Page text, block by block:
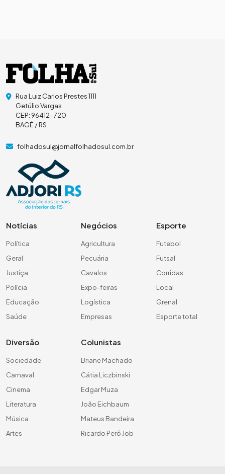
Rua Luiz Carlos Prestes 1111
Getúlio Vargas
CEP: 96412-720
BAGÉ / RS
folhadosul@jornalfolhadosul.com.br
Notícias
Política
Geral
Justiça
Polícia
Educação
Saúde
Negócios
Agricultura
Pecuária
Cavalos
Expo-feiras
Logística
Empresas
Esporte
Futebol
Futsal
Corridas
Local
Grenal
Esporte total
Diversão
Sociedade
Carnaval
Cinema
Literatura
Música
Artes
Colunistas
Briane Machado
Cátia Liczbinski
Edgar Muza
João Eichbaum
Mateus Bandeira
Ricardo Peró Job